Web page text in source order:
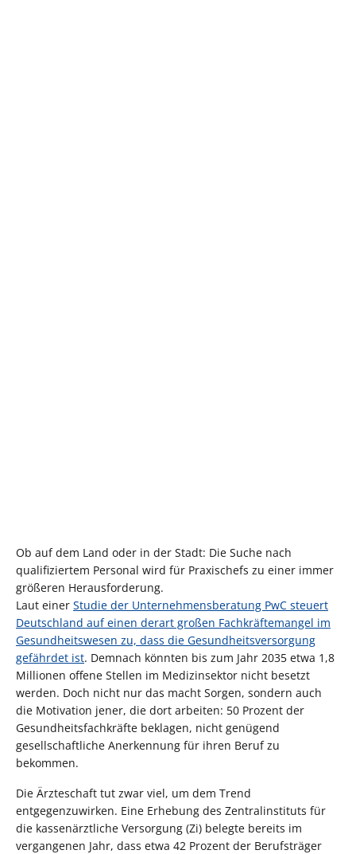
Ob auf dem Land oder in der Stadt: Die Suche nach
qualifiziertem Personal wird für Praxischefs zu einer immer
größeren Herausforderung.
Laut einer Studie der Unternehmensberatung PwC steuert
Deutschland auf einen derart großen Fachkräftemangel im
Gesundheitswesen zu, dass die Gesundheitsversorgung
gefährdet ist. Demnach könnten bis zum Jahr 2035 etwa 1,8
Millionen offene Stellen im Medizinsektor nicht besetzt
werden. Doch nicht nur das macht Sorgen, sondern auch
die Motivation jener, die dort arbeiten: 50 Prozent der
Gesundheitsfachkräfte beklagen, nicht genügend
gesellschaftliche Anerkennung für ihren Beruf zu
bekommen.
Die Ärzteschaft tut zwar viel, um dem Trend
entgegenzuwirken. Eine Erhebung des Zentralinstituts für
die kassenärztliche Versorgung (Zi) belegte bereits im
vergangenen Jahr, dass etwa 42 Prozent der Berufsträger